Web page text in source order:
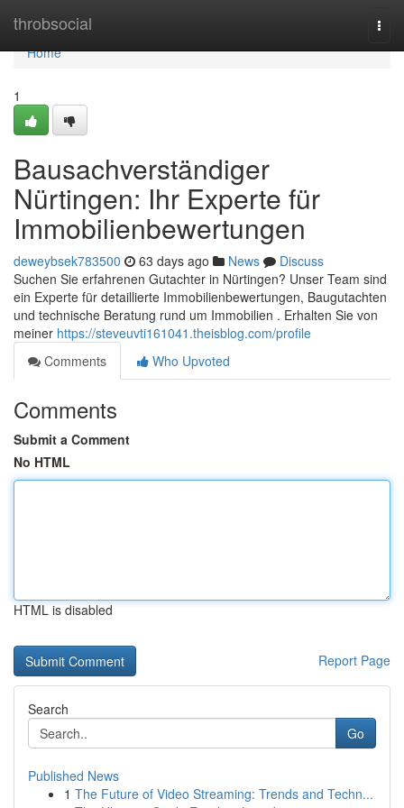
throbsocial
Home
Home
1
Bausachverständiger
Nürtingen: Ihr Experte für
Immobilienbewertungen
deweybsek783500 63 days ago News
Discuss
Suchen Sie erfahrenen Gutachter in Nürtingen? Unser Team sind
ein Experte für detaillierte Immobilienbewertungen, Baugutachten
und technische Beratung rund um Immobilien . Erhalten Sie von
meiner https://steveuvti161041.theisblog.com/profile
Comments
Who Upvoted
Comments
Submit a Comment
No HTML
HTML is disabled
Report Page
Search
Go
Published News
1 The Future of Video Streaming: Trends and Techn...